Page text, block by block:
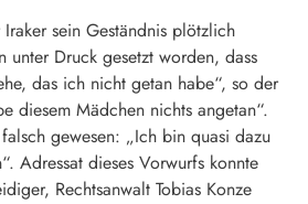
sein Geständnis plötzlich
unter Druck gesetzt worden, dass
das ich nicht getan habe“, so der
diesem Mädchen nichts angetan“.
gewesen: „Ich bin quasi dazu
Adressat dieses Vorwurfs konnte
Rechtsanwalt Tobias Konze